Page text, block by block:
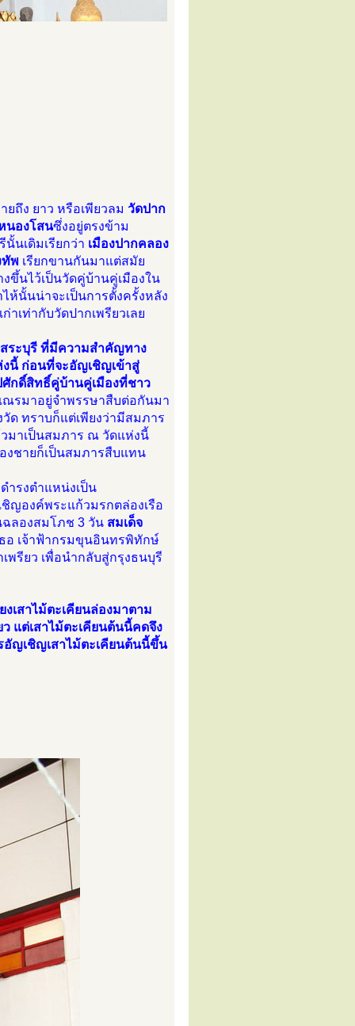
ยถึง ยาว หรือเพียวลม วัดปาก
นองโสนซึ่งอยู่ตรงข้าม
นั้นเดิมเรียกว่า เมืองปากคลอง
ทัพ เรียกขานกันมาแต่สมัย
ขึ้นไว้เป็นวัดคู่บ้านคู่เมืองใน
ห้นั้นน่าจะเป็นการตั้งครั้งหลัง
เท่ากับวัดปากเพรียวเลย
สระบุรี ที่มีความสำคัญทาง
นี้ ก่อนที่จะอัญเชิญเข้าสู่
กดิ์สิทธิ์คู่บ้านคู่เมืองที่ชาว
รมาอยู่จำพรรษาสืบต่อกันมา
ด ทราบก็แต่เพียงว่ามีสมภาร
มาเป็นสมภาร ณ วัดแห่งนี้
งชายก็เป็นสมภารสืบแทน
ำรงตำแหน่งเป็น
ชิญองค์พระแก้วมรกตล่องเรือ
ฉลองสมโภช 3 วัน สมเด็จ
อ เจ้าฟ้ากรมขุนอินทรพิทักษ์
พรียว เพื่อนำกลับสู่กรุงธนบุรี
เสาไม้ตะเคียนล่องมาตาม
แต่เสาไม้ตะเคียนต้นนี้คดจึง
อัญเชิญเสาไม้ตะเคียนต้นนี้ขึ้น